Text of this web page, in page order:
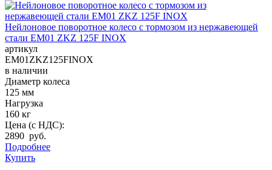
Нейлоновое поворотное колесо с тормозом из нержавеющей
стали EM01 ZKZ 125F INOX
артикул
EM01ZKZ125FINOX
в наличии
Диаметр колеса
125 мм
Нагрузка
160 кг
Цена (с НДС):
2890 руб.
Подробнее
Купить